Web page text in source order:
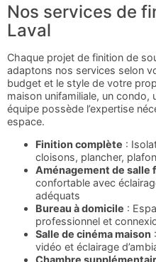
Nos services de
Laval
Chaque projet de finition de
adaptons nos services selon
budget et le style de votre
maison unifamiliale, un condo,
équipe possède l’expertise
espace.
Finition complète :
cloisons, plancher,
Aménagement de salle
confortable avec
adéquats
Bureau à domicile :
professionnel et
Salle de cinéma maison
vidéo et éclairage
Chambre